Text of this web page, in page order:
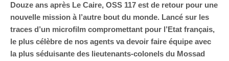
Douze ans après Le Caire, OSS 117 est de retour pour une
nouvelle mission à l’autre bout du monde. Lancé sur les
traces d’un microfilm compromettant pour l’Etat français,
le plus célèbre de nos agents va devoir faire équipe avec
la plus séduisante des lieutenants-colonels du Mossad